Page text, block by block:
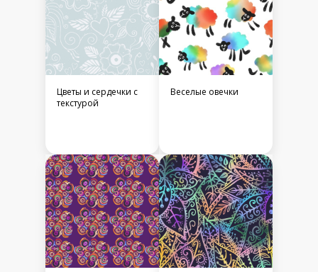
Цветы и сердечки с
текстурой
Веселые овечки